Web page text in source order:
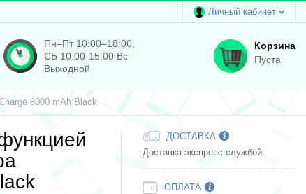
Личный кабинет
Пн–Пт 10:00–18:00,
СБ 10:00-15:00 Вс
Выходной
Корзина
Пуста
8000 mAh Black
ДОСТАВКА
Доставка экспресс службой
ОПЛАТА